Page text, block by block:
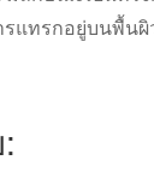
แทรกอยู่บนพื้นผิ